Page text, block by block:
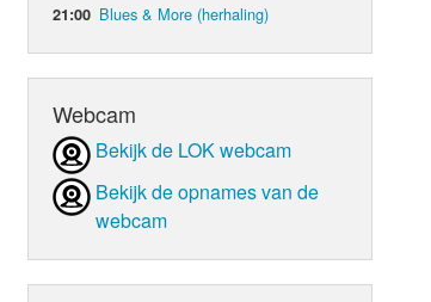
21:00 Blues & More (herhaling)
Webcam
Bekijk de LOK webcam
Bekijk de opnames van de
webcam